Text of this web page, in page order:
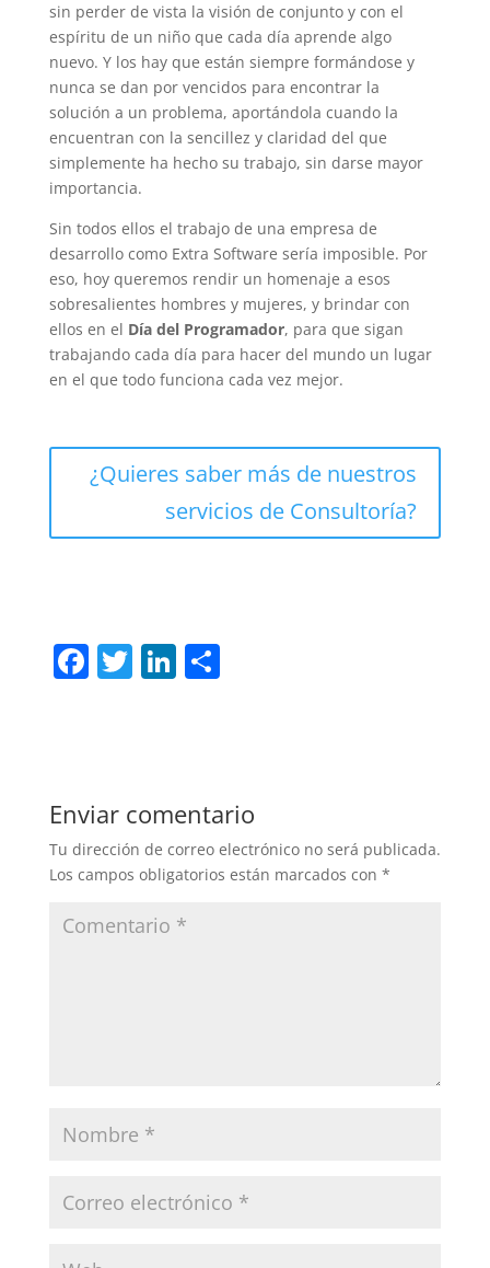
sin perder de vista la visión de conjunto y con el
espíritu de un niño que cada día aprende algo
nuevo. Y los hay que están siempre formándose y
nunca se dan por vencidos para encontrar la
solución a un problema, aportándola cuando la
encuentran con la sencillez y claridad del que
simplemente ha hecho su trabajo, sin darse mayor
importancia.
Sin todos ellos el trabajo de una empresa de
desarrollo como Extra Software sería imposible. Por
eso, hoy queremos rendir un homenaje a esos
sobresalientes hombres y mujeres, y brindar con
ellos en el Día del Programador, para que sigan
trabajando cada día para hacer del mundo un lugar
en el que todo funciona cada vez mejor.
¿Quieres saber más de nuestros
servicios de Consultoría?
F
b
o
o
T Li
dI
n
C
ar
tir
Enviar comentario
Tu dirección de correo electrónico no será publicada.
Los campos obligatorios están marcados con *